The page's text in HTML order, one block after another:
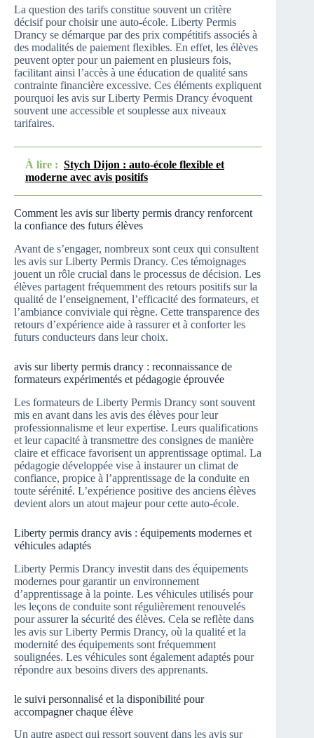
La question des tarifs constitue souvent un critère
décisif pour choisir une auto-école. Liberty Permis
Drancy se démarque par des prix compétitifs associés à
des modalités de paiement flexibles. En effet, les élèves
peuvent opter pour un paiement en plusieurs fois,
facilitant ainsi l’accès à une éducation de qualité sans
contrainte financière excessive. Ces éléments expliquent
pourquoi les avis sur Liberty Permis Drancy évoquent
souvent une accessible et souplesse aux niveaux
tarifaires.
À lire : Stych Dijon : auto-école flexible et
moderne avec avis positifs
Comment les avis sur liberty permis drancy renforcent
la confiance des futurs élèves
Avant de s’engager, nombreux sont ceux qui consultent
les avis sur Liberty Permis Drancy. Ces témoignages
jouent un rôle crucial dans le processus de décision. Les
élèves partagent fréquemment des retours positifs sur la
qualité de l’enseignement, l’efficacité des formateurs, et
l’ambiance conviviale qui règne. Cette transparence des
retours d’expérience aide à rassurer et à conforter les
futurs conducteurs dans leur choix.
avis sur liberty permis drancy : reconnaissance de
formateurs expérimentés et pédagogie éprouvée
Les formateurs de Liberty Permis Drancy sont souvent
mis en avant dans les avis des élèves pour leur
professionnalisme et leur expertise. Leurs qualifications
et leur capacité à transmettre des consignes de manière
claire et efficace favorisent un apprentissage optimal. La
pédagogie développée vise à instaurer un climat de
confiance, propice à l’apprentissage de la conduite en
toute sérénité. L’expérience positive des anciens élèves
devient alors un atout majeur pour cette auto-école.
Liberty permis drancy avis : équipements modernes et
véhicules adaptés
Liberty Permis Drancy investit dans des équipements
modernes pour garantir un environnement
d’apprentissage à la pointe. Les véhicules utilisés pour
les leçons de conduite sont régulièrement renouvelés
pour assurer la sécurité des élèves. Cela se reflète dans
les avis sur Liberty Permis Drancy, où la qualité et la
modernité des équipements sont fréquemment
soulignées. Les véhicules sont également adaptés pour
répondre aux besoins divers des apprenants.
le suivi personnalisé et la disponibilité pour
accompagner chaque élève
Un autre aspect qui ressort souvent dans les avis sur